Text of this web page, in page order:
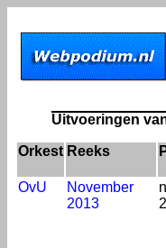
Uitvoeringen
Orkest Reeks
OvU
November
2013